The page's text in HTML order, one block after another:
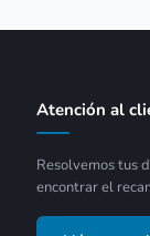
Atención al
Resolvemos tus
encontrar el